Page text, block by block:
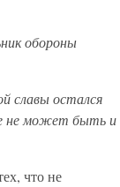
обороны
славы остался
не может быть и
что не